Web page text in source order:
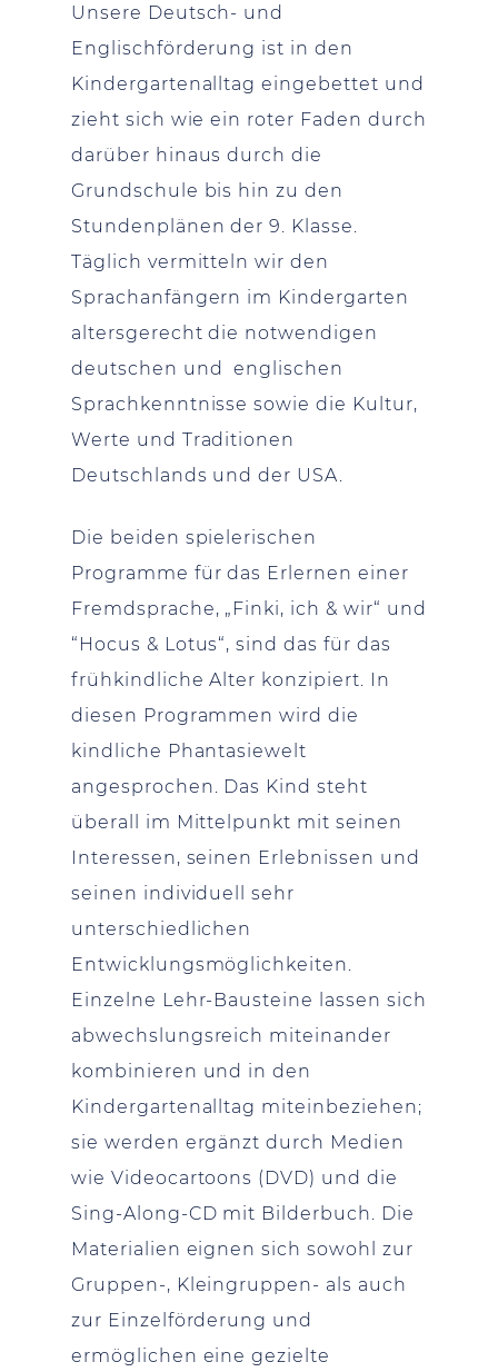
Unsere Deutsch- und
Englischförderung ist in den
Kindergartenalltag eingebettet und
zieht sich wie ein roter Faden durch
darüber hinaus durch die
Grundschule bis hin zu den
Stundenplänen der 9. Klasse.
Täglich vermitteln wir den
Sprachanfängern im Kindergarten
altersgerecht die notwendigen
deutschen und englischen
Sprachkenntnisse sowie die Kultur,
Werte und Traditionen
Deutschlands und der USA.
Die beiden spielerischen
Programme für das Erlernen einer
Fremdsprache, „Finki, ich & wir“ und
“Hocus & Lotus“, sind das für das
frühkindliche Alter konzipiert. In
diesen Programmen wird die
kindliche Phantasiewelt
angesprochen. Das Kind steht
überall im Mittelpunkt mit seinen
Interessen, seinen Erlebnissen und
seinen individuell sehr
unterschiedlichen
Entwicklungsmöglichkeiten.
Einzelne Lehr-Bausteine lassen sich
abwechslungsreich miteinander
kombinieren und in den
Kindergartenalltag miteinbeziehen;
sie werden ergänzt durch Medien
wie Videocartoons (DVD) und die
Sing-Along-CD mit Bilderbuch. Die
Materialien eignen sich sowohl zur
Gruppen-, Kleingruppen- als auch
zur Einzelförderung und
ermöglichen eine gezielte